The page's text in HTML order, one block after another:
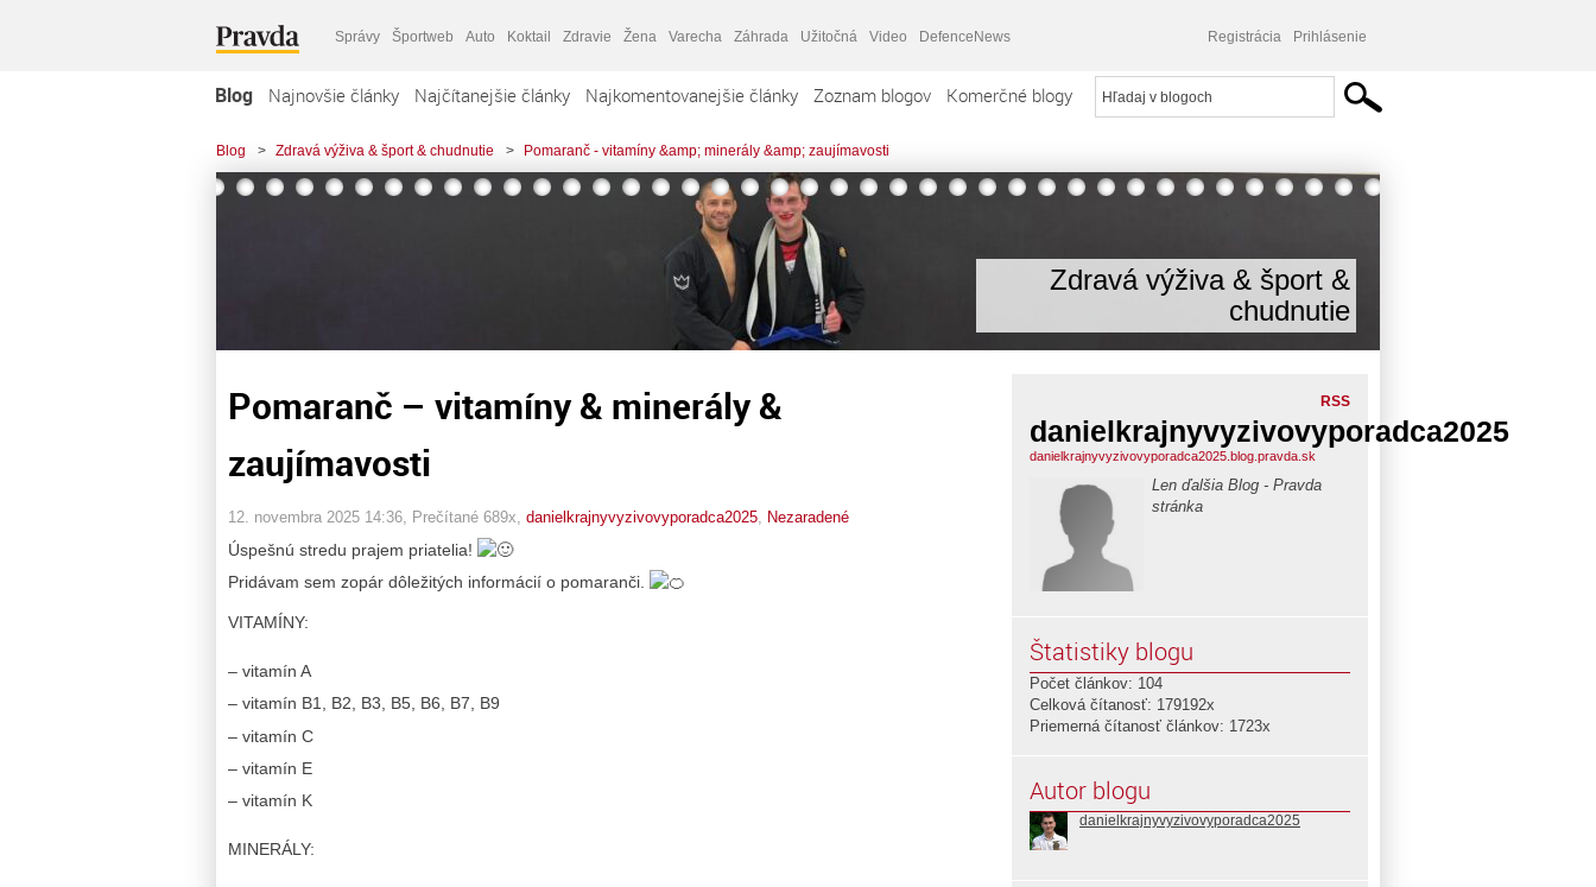
Správy Športweb Auto Koktail Zdravie Žena Varecha Záhrada Užitočná Video DefenceNews Registrácia Prihlásenie
Blog Najnovšie články Najčítanejšie články Najkomentovanejšie články Zoznam blogov Komerčné blogy
Blog > Zdravá výživa & šport & chudnutie > Pomaranč - vitamíny &amp; minerály &amp; zaujímavosti
Zdravá výživa & šport &
chudnutie
Pomaranč – vitamíny & minerály &
zaujímavosti
12. novembra 2025 14:36 , Prečítané 689x, danielkrajnyvyzivovyporadca2025 Nezaradené
Úspešnú stredu prajem priatelia!
Pridávam sem zopár dôležitých informácií o pomaranči.
VITAMÍNY:
– vitamín A
– vitamín B1, B2, B3, B5, B6, B7, B9
– vitamín C
– vitamín E
– vitamín K
MINERÁLY:
RSS
danielkrajnyvyzivovyporadca2025
danielkrajnyvyzivovyporadca2025.blog.pravda.sk
Len ďalšia Blog - Pravda
stránka
Štatistiky blogu
Počet článkov: 104
Celková čítanosť: 179192x
Priemerná čítanosť článkov: 1723x
Autor blogu
danielkrajnyvyzivovyporadca2025